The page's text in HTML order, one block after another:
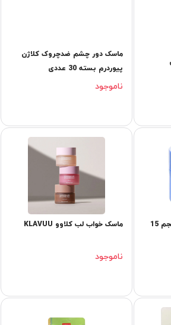
ماسک دور چشم ضدچروک کلاژن
پیوردرم بسته 30 عددی
ناموجود
ماسک خواب آبرسان لانیژ حجم 15
ماسک خواب لب کلاوو KLAVUU
ناموجود